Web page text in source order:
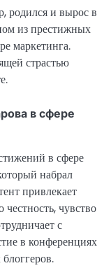
родился и вырос в
из престижных
маркетинга.
страстью
в сфере
в сфере
набрал
привлекает
чувство
с
в конференциях